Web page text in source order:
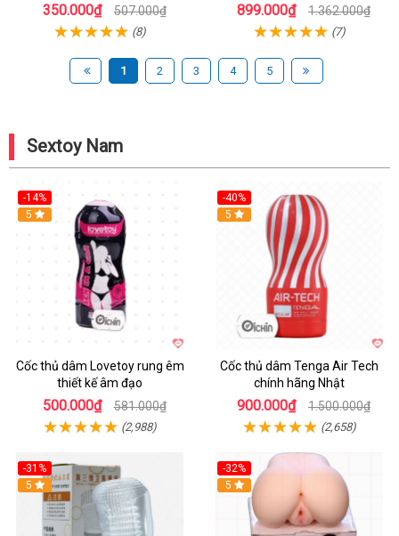
350.000₫ 507.000₫
(8)
899.000₫ 1.362.000₫
(7)
1 2 3 4 5
Sextoy Nam
-14%
Hot
5
Cốc thủ dâm Lovetoy rung êm
thiết kế âm đạo
500.000₫ 581.000₫
(2,988)
-40%
Hot
5
Cốc thủ dâm Tenga Air Tech
chính hãng Nhật
900.000₫ 1.500.000₫
(2,658)
-31%
Hot
5
-32%
Hot
5